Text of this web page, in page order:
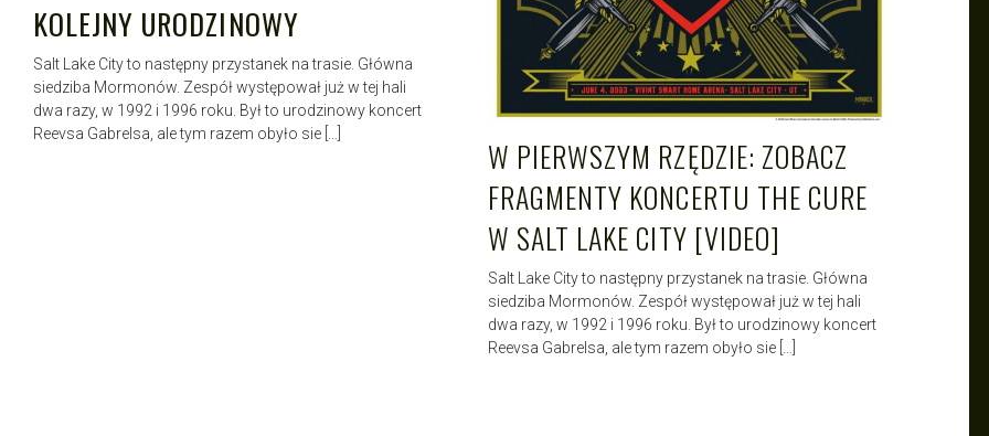
W PIERWSZYM RZĘDZIE: ZOBACZ
FRAGMENTY KONCERTU THE CURE
W SALT LAKE CITY [VIDEO]
Salt Lake City to następny przystanek na trasie. Główna
siedziba Mormonów. Zespół występował już w tej hali
dwa razy, w 1992 i 1996 roku. Był to urodzinowy koncert
Reevsa Gabrelsa, ale tym razem obyło sie […]
KOLEJNY URODZINOWY
Salt Lake City to następny przystanek na trasie. Główna
siedziba Mormonów. Zespół występował już w tej hali
dwa razy, w 1992 i 1996 roku. Był to urodzinowy koncert
Reevsa Gabrelsa, ale tym razem obyło sie […]